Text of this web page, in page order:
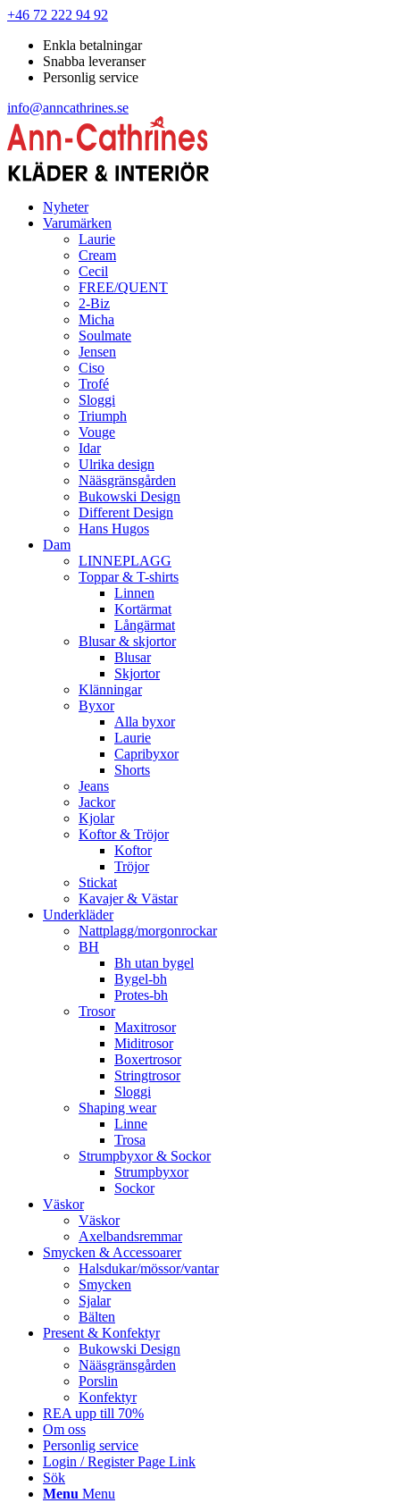
+46 72 222 94 92
Enkla betalningar
Snabba leveranser
Personlig service
info@anncathrines.se
Nyheter
Varumärken
Laurie
Cream
Cecil
FREE/QUENT
2-Biz
Micha
Soulmate
Jensen
Ciso
Trofé
Sloggi
Triumph
Vouge
Idar
Ulrika design
Nääsgränsgården
Bukowski Design
Different Design
Hans Hugos
Dam
LINNEPLAGG
Toppar & T-shirts
Linnen
Kortärmat
Långärmat
Blusar & skjortor
Blusar
Skjortor
Klänningar
Byxor
Alla byxor
Laurie
Capribyxor
Shorts
Jeans
Jackor
Kjolar
Koftor & Tröjor
Koftor
Tröjor
Stickat
Kavajer & Västar
Underkläder
Nattplagg/morgonrockar
BH
Bh utan bygel
Bygel-bh
Protes-bh
Trosor
Maxitrosor
Miditrosor
Boxertrosor
Stringtrosor
Sloggi
Shaping wear
Linne
Trosa
Strumpbyxor & Sockor
Strumpbyxor
Sockor
Väskor
Väskor
Axelbandsremmar
Smycken & Accessoarer
Halsdukar/mössor/vantar
Smycken
Sjalar
Bälten
Present & Konfektyr
Bukowski Design
Nääsgränsgården
Porslin
Konfektyr
REA upp till 70%
Om oss
Personlig service
Login / Register Page Link
Sök
Menu Menu